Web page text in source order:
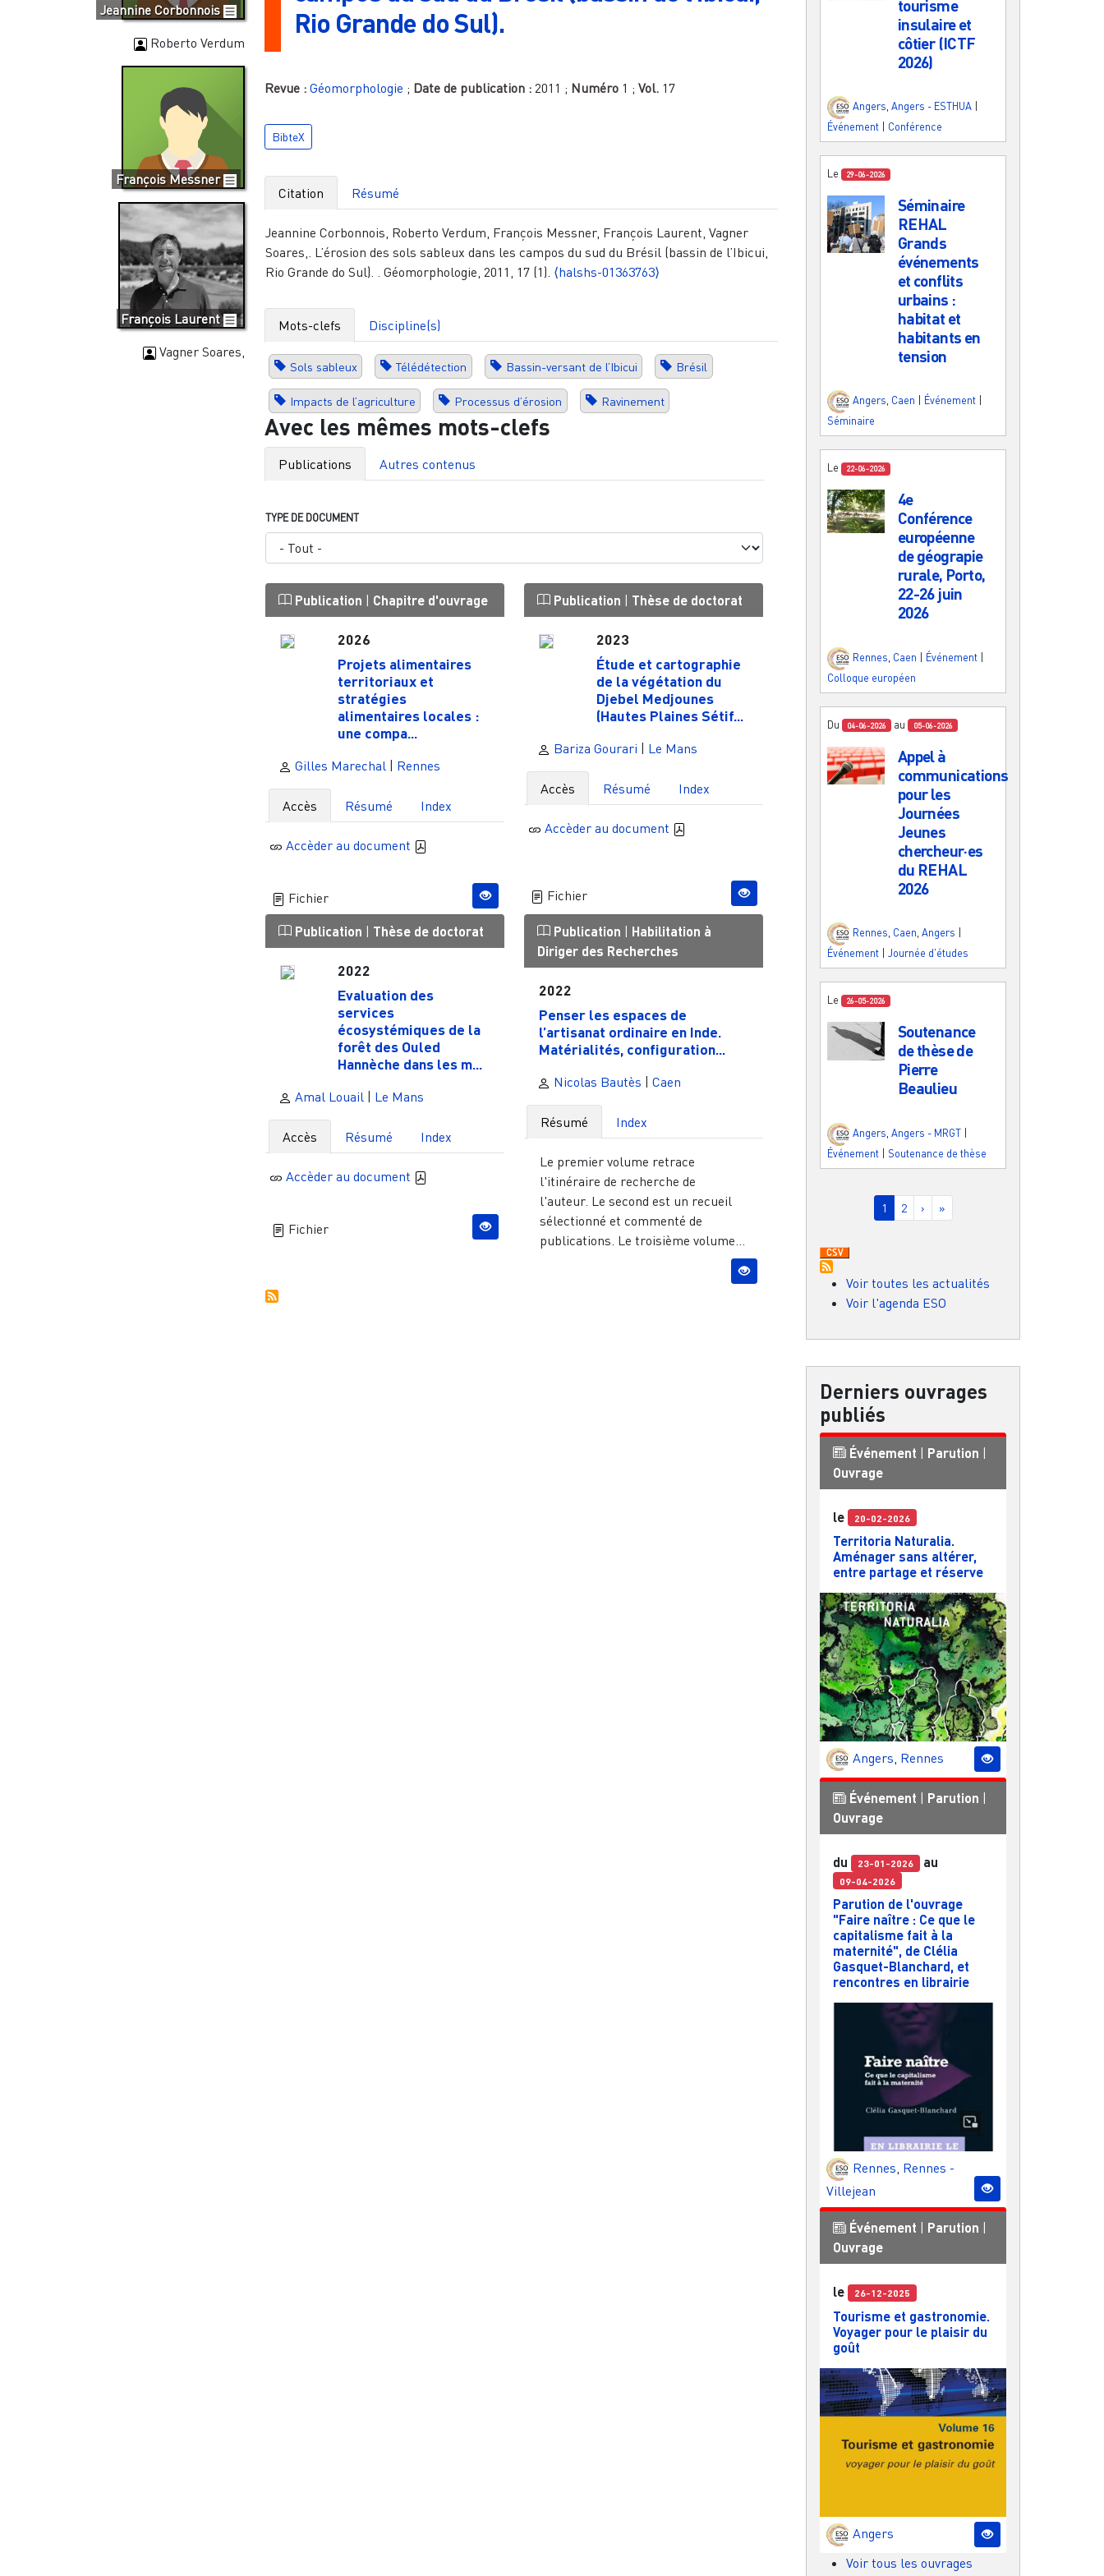
Jeannine Corbonnois
Roberto Verdum
François Messner
François Laurent
Vagner Soares,
Rio Grande do Sul).
Revue : Géomorphologie ; Date de publication : 2011 ; Numéro 1 ; Vol. 17
BibteX
Citation Résumé
Jeannine Corbonnois, Roberto Verdum, François Messner, François Laurent, Vagner
Soares,. L’érosion des sols sableux dans les campos du sud du Brésil (bassin de l’Ibicui,
Rio Grande do Sul). . Géomorphologie, 2011, 17 (1). ⟨halshs-01363763⟩
Mots-clefs Discipline(s)
Sols sableux Télédétection Bassin-versant de l’Ibicui Brésil
Impacts de l’agriculture Processus d’érosion Ravinement
Avec les mêmes mots-clefs
Publications Autres contenus
TYPE DE DOCUMENT
Publication | Chapitre d'ouvrage
2026
Projets alimentaires
territoriaux et
stratégies
alimentaires locales :
une compa...
Gilles Marechal | Rennes
Accès Résumé Index
Accèder au document
Fichier
Publication | Thèse de doctorat
2023
Étude et cartographie
de la végétation du
Djebel Medjounes
(Hautes Plaines Sétif...
Bariza Gourari | Le Mans
Accès Résumé Index
Accèder au document
Fichier
Publication | Thèse de doctorat
2022
Evaluation des
services
écosystémiques de la
forêt des Ouled
Hannèche dans les m...
Amal Louail Le Mans
Accès Résumé Index
Accèder au document
Fichier
Publication | Habilitation à
Diriger des Recherches
2022
Penser les espaces de
l’artisanat ordinaire en Inde.
Matérialités, configuration...
Nicolas Bautès |Caen
Résumé Index
Le premier volume retrace
l'itinéraire de recherche de
l'auteur. Le second est un recueil
sélectionné et commenté de
publications. Le troisième volume...
tourisme
insulaire et
côtier (ICTF
2026)
Angers Angers - ESTHUA
Événement
Conférence
Le 29-06-2026
Séminaire
REHAL
Grands
événements
et conflits
urbains :
habitat et
habitants en
tension
Angers, Caen Événement
Séminaire
Le 22-06-2026
4e
Conférence
européenne
de géograpie
rurale, Porto,
22-26 juin
2026
Rennes Caen Événement
Colloque européen
Du 04-06-2026 au 05-06-2026
Appel à
communications
pour les
Journées
Jeunes
chercheur·es
du REHAL
2026
Rennes, Caen, Angers
Événement
Journée d'études
Le 26-05-2026
Soutenance
de thèse de
Pierre
Beaulieu
Angers Angers - MRGT
Événement | Soutenance de thèse
Pagination
Page courante
1 Page
2 Page suivante
› Dernière page
»
Voir toutes les actualités
Voir l'agenda ESO
Derniers ouvrages
publiés
Événement | Parution |
Ouvrage
le 20-02-2026
Territoria Naturalia.
Aménager sans altérer,
entre partage et réserve
Angers, Rennes
Événement Parution
Ouvrage
du 23-01-2026 au
09-04-2026
Parution de l'ouvrage
"Faire naître : Ce que le
capitalisme fait à la
maternité", de Clélia
Gasquet-Blanchard, et
rencontres en librairie
Rennes, Rennes -
Villejean
Événement Parution
Ouvrage
le 26-12-2025
Tourisme et gastronomie.
Voyager pour le plaisir du
goût
Angers
Voir tous les ouvrages